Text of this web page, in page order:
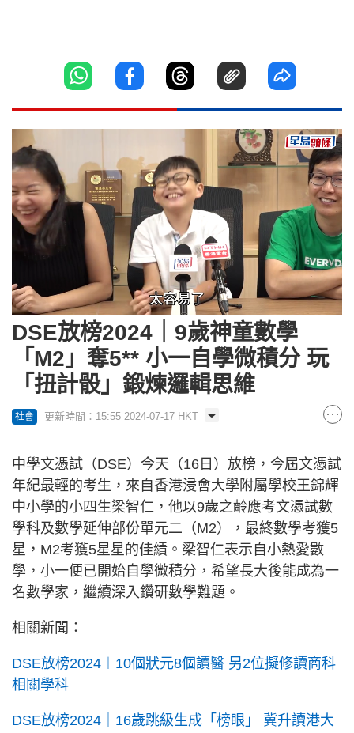
Unmute Loaded:
35.12%
DSE放榜2024｜9歲神童數學
「M2」奪5** 小一自學微積分 玩
「扭計骰」鍛煉邏輯思維
社會 更新時間：15:55 2024-07-17 HKT
中學文憑試（DSE）今天（16日）放榜，今屆文憑試
年紀最輕的考生，來自香港浸會大學附屬學校王錦輝
中小學的小四生梁智仁，他以9歲之齡應考文憑試數
學科及數學延伸部份單元二（M2），最終數學考獲5
星，M2考獲5星星的佳績。梁智仁表示自小熱愛數
學，小一便已開始自學微積分，希望長大後能成為一
名數學家，繼續深入鑽研數學難題。
相關新聞：
DSE放榜2024︱10個狀元8個讀醫 另2位擬修讀商科
相關學科
DSE放榜2024｜16歲跳級生成「榜眼」 冀升讀港大